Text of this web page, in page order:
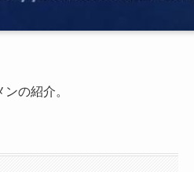
の紹介。